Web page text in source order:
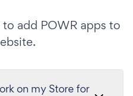
add POWR apps to
on my Store for